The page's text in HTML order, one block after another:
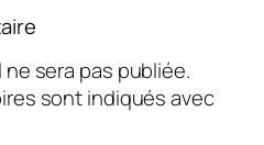
sera pas publiée.
sont indiqués avec